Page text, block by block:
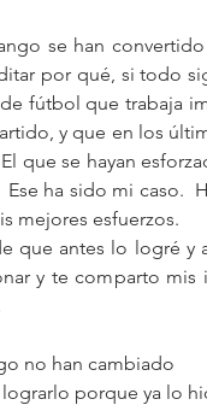
se han
por qué, si todo
fútbol que trabaja
y que en los
que se hayan
ha sido mi caso.
mejores esfuerzos.
que antes lo logré y
y te comparto mis
no han cambiado
porque ya lo